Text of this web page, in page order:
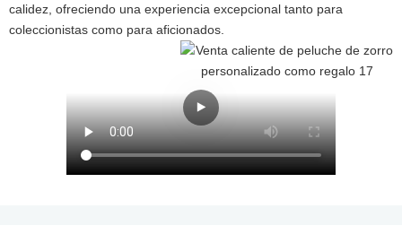
calidez, ofreciendo una experiencia excepcional tanto para
coleccionistas como para aficionados.